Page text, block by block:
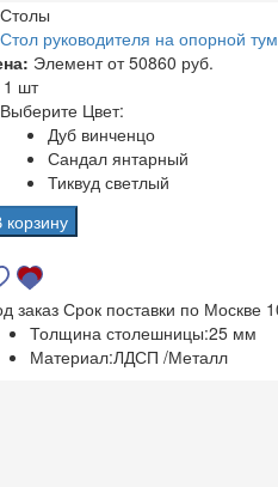
Столы
Стол руководителя на опорной
Элемент от 50860 руб.
1 шт
Выберите Цвет:
Дуб винченцо
Сандал янтарный
Тиквуд светлый
корзину
заказ Срок поставки по Москве
Толщина столешницы:25 мм
Материал:ЛДСП /Металл